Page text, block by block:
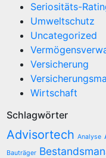
Seriositäts-
Umweltschutz
Uncategorized
Versicherung
Wirtschaft
Schlagwörter
Advisortech Analyse
Bauträger